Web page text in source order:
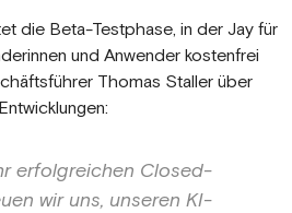
die Beta-Testphase, in der Jay für
und Anwender kostenfrei
Thomas Staller über
erfolgreichen Closed-
wir uns, unseren KI-